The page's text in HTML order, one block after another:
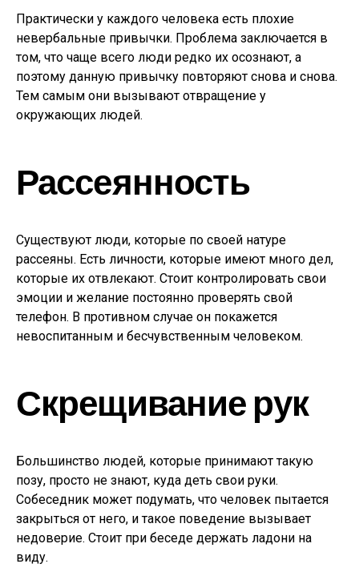
Практически у каждого человека есть плохие
невербальные привычки. Проблема заключается в
том, что чаще всего люди редко их осознают, а
поэтому данную привычку повторяют снова и снова.
Тем самым они вызывают отвращение у
окружающих людей.
Рассеянность
Существуют люди, которые по своей натуре
рассеяны. Есть личности, которые имеют много дел,
которые их отвлекают. Стоит контролировать свои
эмоции и желание постоянно проверять свой
телефон. В противном случае он покажется
невоспитанным и бесчувственным человеком.
Скрещивание рук
Большинство людей, которые принимают такую
позу, просто не знают, куда деть свои руки.
Собеседник может подумать, что человек пытается
закрыться от него, и такое поведение вызывает
недоверие. Стоит при беседе держать ладони на
виду.